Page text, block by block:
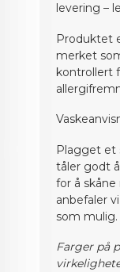
levering –
Produktet
merket
kontrollert
Plagget et
tåler godt
for å
anbefaler
som mulig.
Farger på